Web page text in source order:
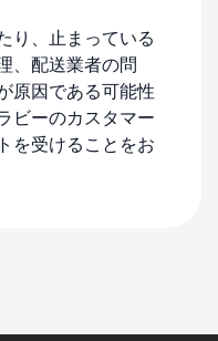
り、止まっている
、配送業者の問
原因である可能性
ビーのカスタマー
を受けることをお